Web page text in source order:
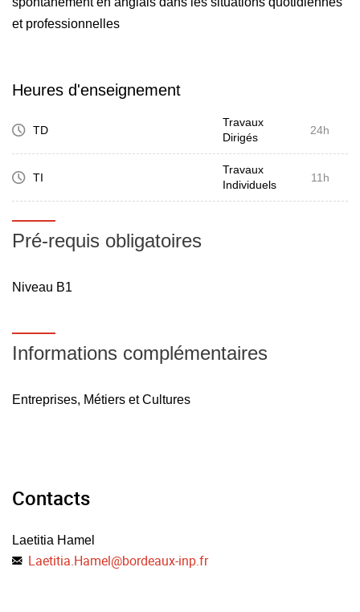
et professionnelles
Heures d'enseignement
TD
Travaux
Dirigés
24h
TI
Travaux
Individuels
11h
Pré-requis obligatoires
Niveau B1
Informations complémentaires
Entreprises, Métiers et Cultures
Contacts
Laetitia Hamel
Laetitia.Hamel@bordeaux-inp.fr